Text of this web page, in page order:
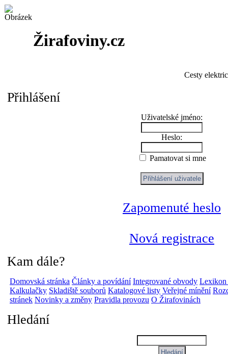
Žirafoviny.cz
Cesty
Přihlášení
Uživatelské jméno:
Heslo:
Pamatovat si mne
Zapomenuté heslo
Nová registrace
Kam dále?
Domovská stránka Články a povídání Integrované obvody Lexikon
Kalkulačky Skladiště souborů Katalogové listy Veřejné mínění
stránek Novinky a změny Pravidla provozu O Žirafovinách
Hledání